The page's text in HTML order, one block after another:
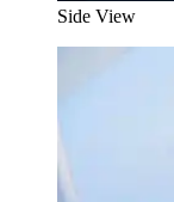
Side View